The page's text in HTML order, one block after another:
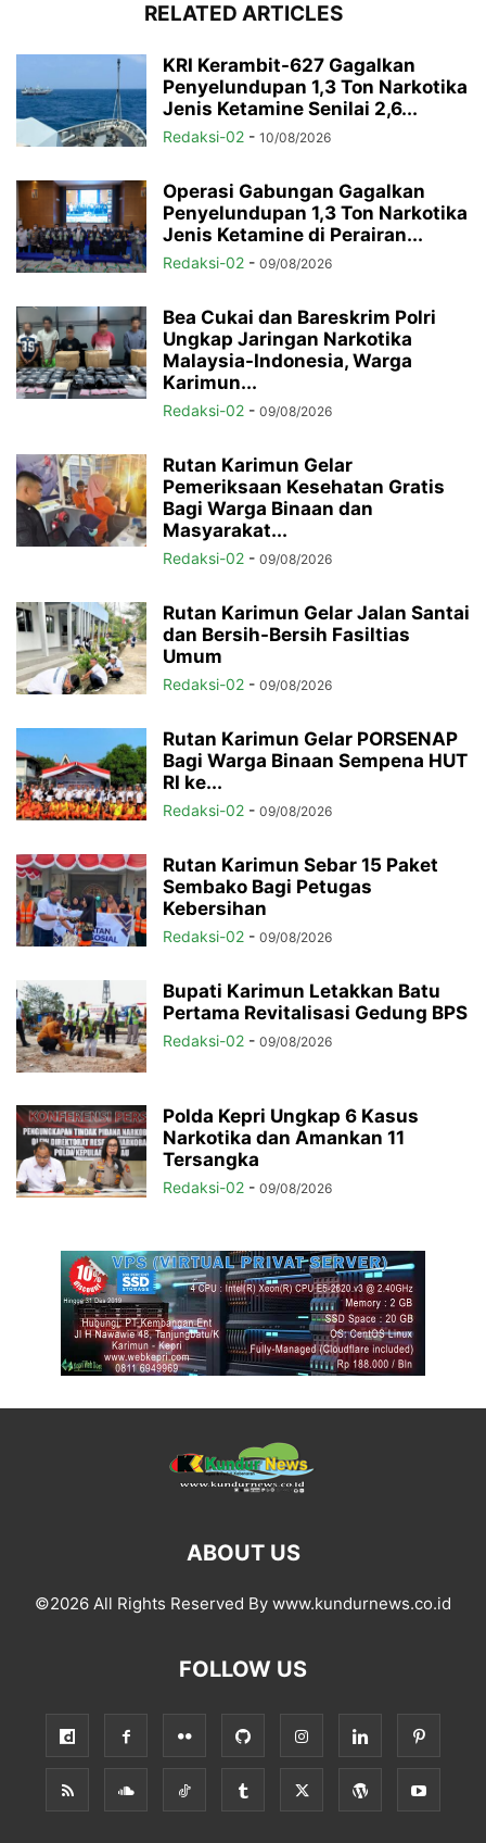
RELATED ARTICLES
KRI Kerambit-627 Gagalkan
Penyelundupan 1,3 Ton Narkotika
Jenis Ketamine Senilai 2,6...
Redaksi-02 - 10/08/2026
Operasi Gabungan Gagalkan
Penyelundupan 1,3 Ton Narkotika
Jenis Ketamine di Perairan...
Redaksi-02 - 09/08/2026
Bea Cukai dan Bareskrim Polri
Ungkap Jaringan Narkotika
Malaysia-Indonesia, Warga
Karimun...
Redaksi-02 - 09/08/2026
Rutan Karimun Gelar
Pemeriksaan Kesehatan Gratis
Bagi Warga Binaan dan
Masyarakat...
Redaksi-02 - 09/08/2026
Rutan Karimun Gelar Jalan Santai
dan Bersih-Bersih Fasiltias
Umum
Redaksi-02 - 09/08/2026
Rutan Karimun Gelar PORSENAP
Bagi Warga Binaan Sempena HUT
RI ke...
Redaksi-02 - 09/08/2026
Rutan Karimun Sebar 15 Paket
Sembako Bagi Petugas
Kebersihan
Redaksi-02 - 09/08/2026
Bupati Karimun Letakkan Batu
Pertama Revitalisasi Gedung BPS
Redaksi-02 - 09/08/2026
Polda Kepri Ungkap 6 Kasus
Narkotika dan Amankan 11
Tersangka
Redaksi-02 - 09/08/2026
ABOUT US
©2026 All Rights Reserved By www.kundurnews.co.id
FOLLOW US